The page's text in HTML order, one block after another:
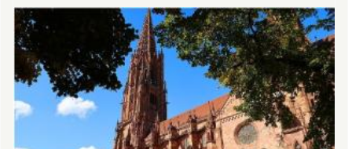
August
der
Burg:
After
Work
donnerstags